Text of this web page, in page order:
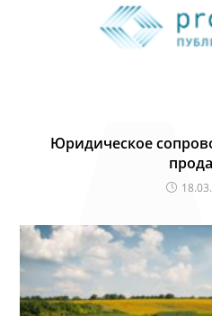
Юридическое